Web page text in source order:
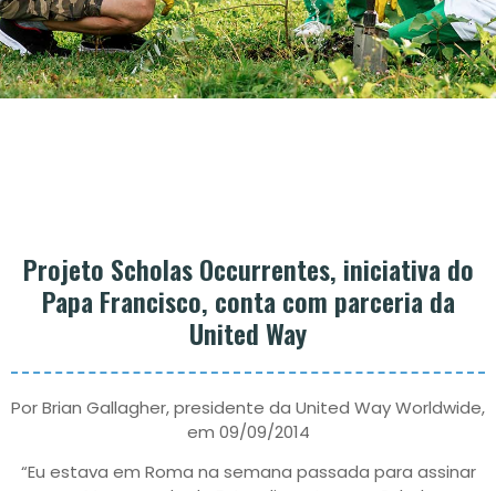
Projeto Scholas Occurrentes, iniciativa do
Papa Francisco, conta com parceria da
United Way
Por Brian Gallagher, presidente da United Way Worldwide,
em 09/09/2014
“Eu estava em Roma na semana passada para assinar